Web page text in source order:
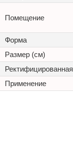
Помещение
Форма
Размер (см)
Ректифицированная
Применение